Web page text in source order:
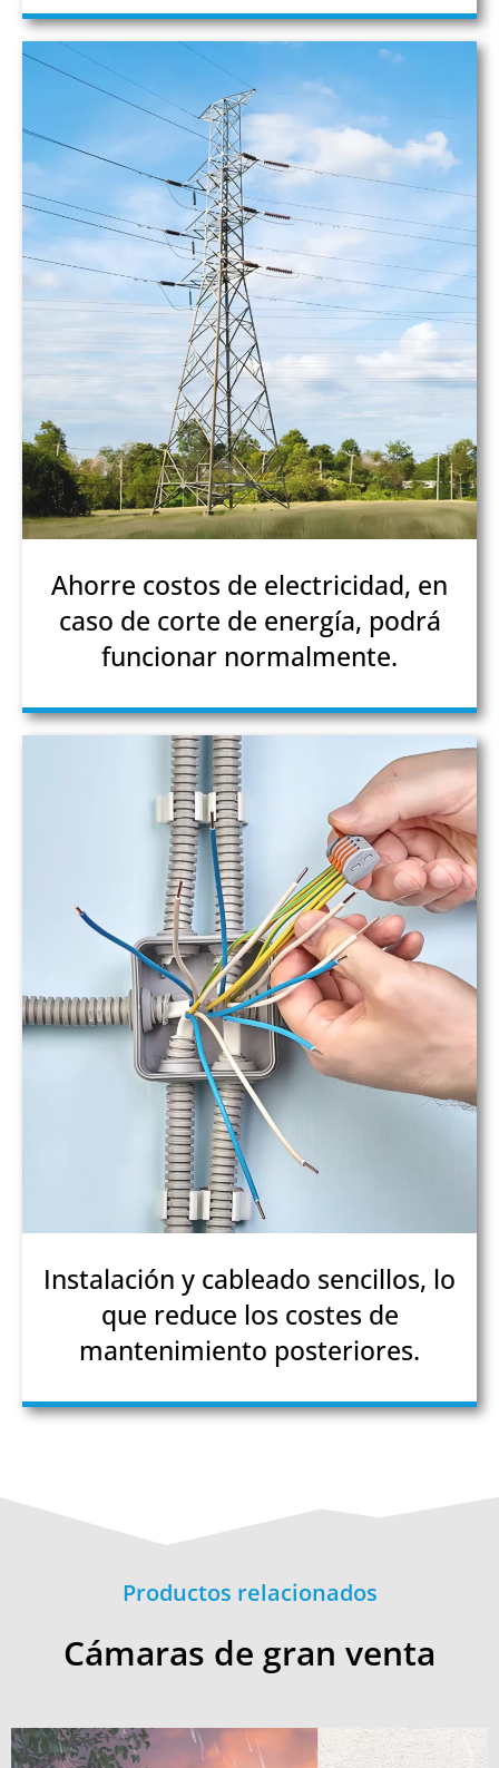
Ahorre costos de electricidad, en
caso de corte de energía, podrá
funcionar normalmente.
Instalación y cableado sencillos, lo
que reduce los costes de
mantenimiento posteriores.
Productos relacionados
Cámaras de gran venta